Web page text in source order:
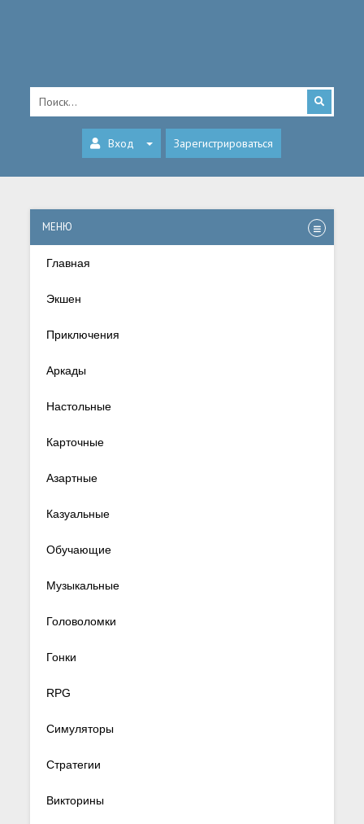
Вход Зарегистрироваться
МЕНЮ
Главная
Экшен
Приключения
Аркады
Настольные
Карточные
Азартные
Казуальные
Обучающие
Музыкальные
Головоломки
Гонки
RPG
Симуляторы
Стратегии
Викторины